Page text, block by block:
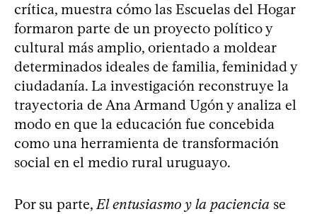
crítica, muestra cómo las Escuelas del Hogar
formaron parte de un proyecto político y
cultural más amplio, orientado a moldear
determinados ideales de familia, feminidad y
ciudadanía. La investigación reconstruye la
trayectoria de Ana Armand Ugón y analiza el
modo en que la educación fue concebida
como una herramienta de transformación
social en el medio rural uruguayo.
Por su parte,El entusiasmo y la paciencia se